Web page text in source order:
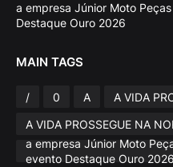
a empresa Júnior Moto
Destaque Ouro 2026
MAIN TAGS
/ 0 A
A VIDA
A VIDA PROSSEGUE NA
a empresa Júnior Moto
evento Destaque Ouro 2026